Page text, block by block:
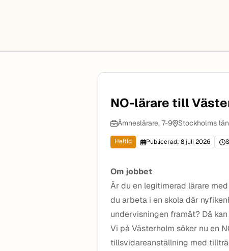
NO-lärare till
Ämneslärare, 7-9 Stockholms län
Heltid Publicerad: 8 juli 2026
Om jobbet
Är du en legitimerad lärare
du arbeta i en skola där
undervisningen framåt? Då
Vi på Västerholm söker nu en
tillsvidareanställning med